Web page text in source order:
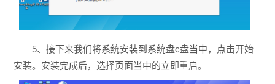
5、接下来我们将系统安装到系统盘c盘当中，点击开始
安装。安装完成后，选择页面当中的立即重启。